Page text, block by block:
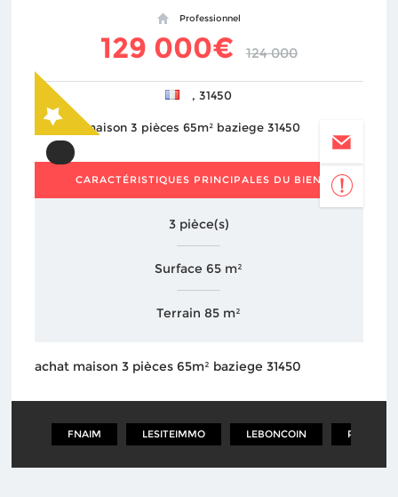
Professionnel
129 000€ 124 000
, 31450
CARACTÉRISTIQUES PRINCIPALES DU BIEN
3 pièce(s)
Surface 65 m²
Terrain 85 m²
achat maison 3 pièces 65m² baziege 31450
FNAIM LESITEIMMO LEBONCOIN